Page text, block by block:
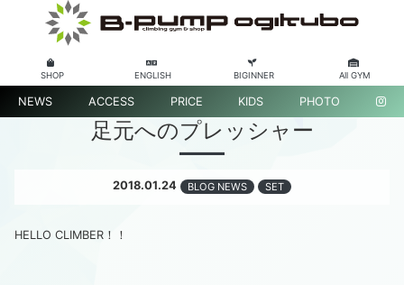
SHOP ENGLISH BIGINNER All GYM
NEWS ACCESS PRICE KIDS PHOTO
足元へのプレッシャー
2018.01.24 BLOG NEWS SET
HELLO CLIMBER！！